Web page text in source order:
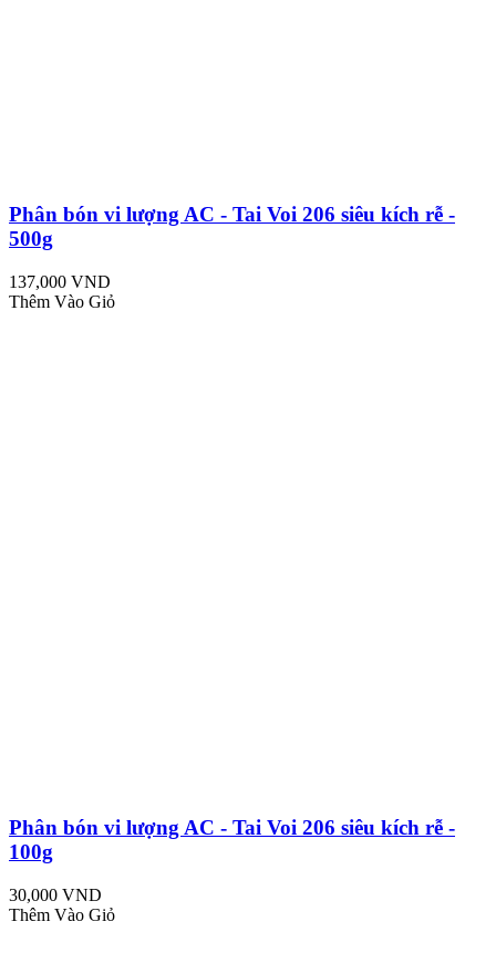
Phân bón vi lượng AC - Tai Voi 206 siêu kích rễ -
500g
137,000 VND
Thêm Vào Giỏ
Phân bón vi lượng AC - Tai Voi 206 siêu kích rễ -
100g
30,000 VND
Thêm Vào Giỏ